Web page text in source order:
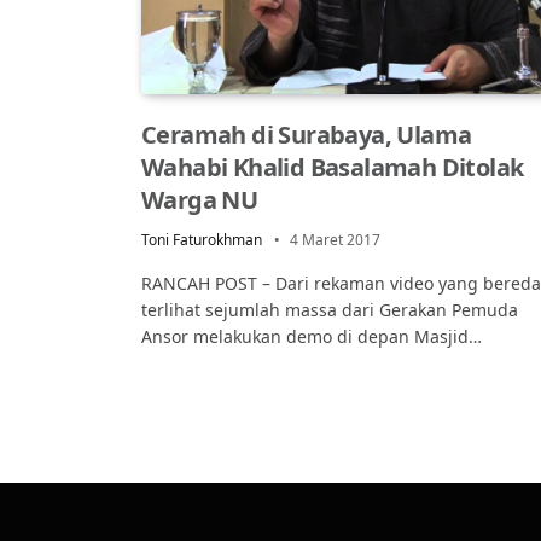
Ceramah di Surabaya, Ulama
Wahabi Khalid Basalamah Ditolak
Warga NU
Toni Faturokhman 4 Maret 2017
RANCAH POST – Dari rekaman video yang
terlihat sejumlah massa dari Gerakan Pemuda
Ansor melakukan demo di depan Masjid…